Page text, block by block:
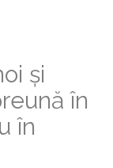
și
în
în